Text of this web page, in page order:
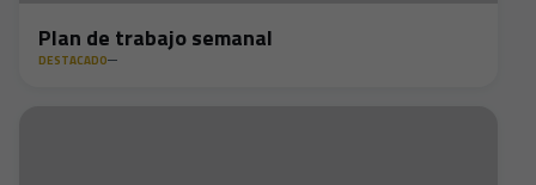
Plan de trabajo semanal
DESTACADO